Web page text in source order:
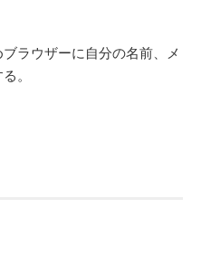
ラウザーに自分の名前、メ
。